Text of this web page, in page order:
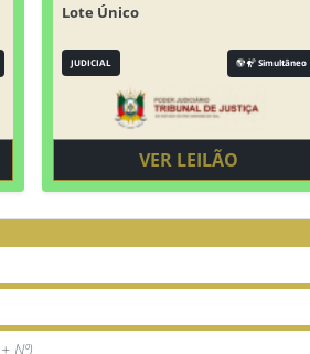
Lote Único
JUDICIAL Simultâneo
VER LEILÃO